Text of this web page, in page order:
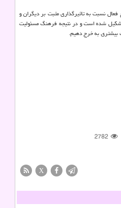
نسبت به تاثیرگذاری مثبت بر دیگران و
تشکیل شده است و در نتیجه فرهنگ مسئولیت
بیشتری به خرج دهیم.
2782
X